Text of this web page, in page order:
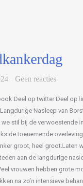
Geen reacties
Deel op twitter Deel op
Nasleep van
stil bij de verwoestende
de toenemende
groot, heel groot.Laten
aan de langdurige
vrouwen hebben grote
na zo’n intensieve